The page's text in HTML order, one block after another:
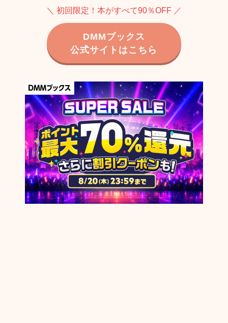
＼ 初回限定！本がすべて90％OFF ／
DMMブックス
公式サイトはこちら